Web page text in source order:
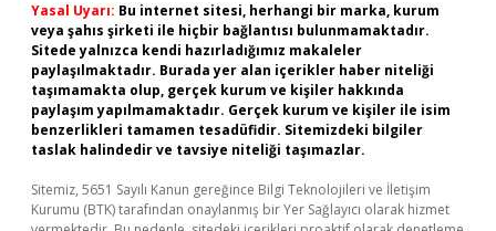
Yasal Uyarı: Bu internet sitesi, herhangi bir marka, kurum
veya şahıs şirketi ile hiçbir bağlantısı bulunmamaktadır.
Sitede yalnızca kendi hazırladığımız makaleler
paylaşılmaktadır. Burada yer alan içerikler haber niteliği
taşımamakta olup, gerçek kurum ve kişiler hakkında
paylaşım yapılmamaktadır. Gerçek kurum ve kişiler ile isim
benzerlikleri tamamen tesadüfidir. Sitemizdeki bilgiler
taslak halindedir ve tavsiye niteliği taşımazlar.
Sitemiz, 5651 Sayılı Kanun gereğince Bilgi Teknolojileri ve İletişim
Kurumu (BTK) tarafından onaylanmış bir Yer Sağlayıcı olarak hizmet